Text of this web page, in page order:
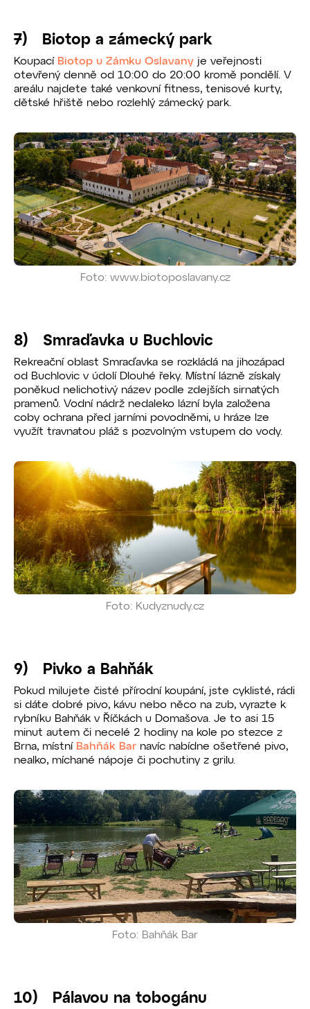
7) Biotop a zámecký park
Koupací Biotop u Zámku Oslavany je veřejnosti
otevřený denně od 10:00 do 20:00 kromě pondělí. V
areálu najdete také venkovní fitness, tenisové kurty,
dětské hřiště nebo rozlehlý zámecký park.
Foto: www.biotoposlavany.cz
8) Smraďavka u Buchlovic
Rekreační oblast Smraďavka se rozkládá na jihozápad
od Buchlovic v údolí Dlouhé řeky. Místní lázně získaly
poněkud nelichotivý název podle zdejších sirnatých
pramenů. Vodní nádrž nedaleko lázní byla založena
coby ochrana před jarními povodněmi, u hráze lze
využít travnatou pláž s pozvolným vstupem do vody.
Foto: Kudyznudy.cz
9) Pivko a Bahňák
Pokud milujete čisté přírodní koupání, jste cyklisté, rádi
si dáte dobré pivo, kávu nebo něco na zub, vyrazte k
rybníku Bahňák v Říčkách u Domašova. Je to asi 15
minut autem či necelé 2 hodiny na kole po stezce z
Brna, místní Bahňák Bar navíc nabídne ošetřené pivo,
nealko, míchané nápoje či pochutiny z grilu.
Foto: Bahňák Bar
10) Pálavou na tobogánu